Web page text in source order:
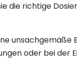
die richtige
unsachgemäße
oder bei der